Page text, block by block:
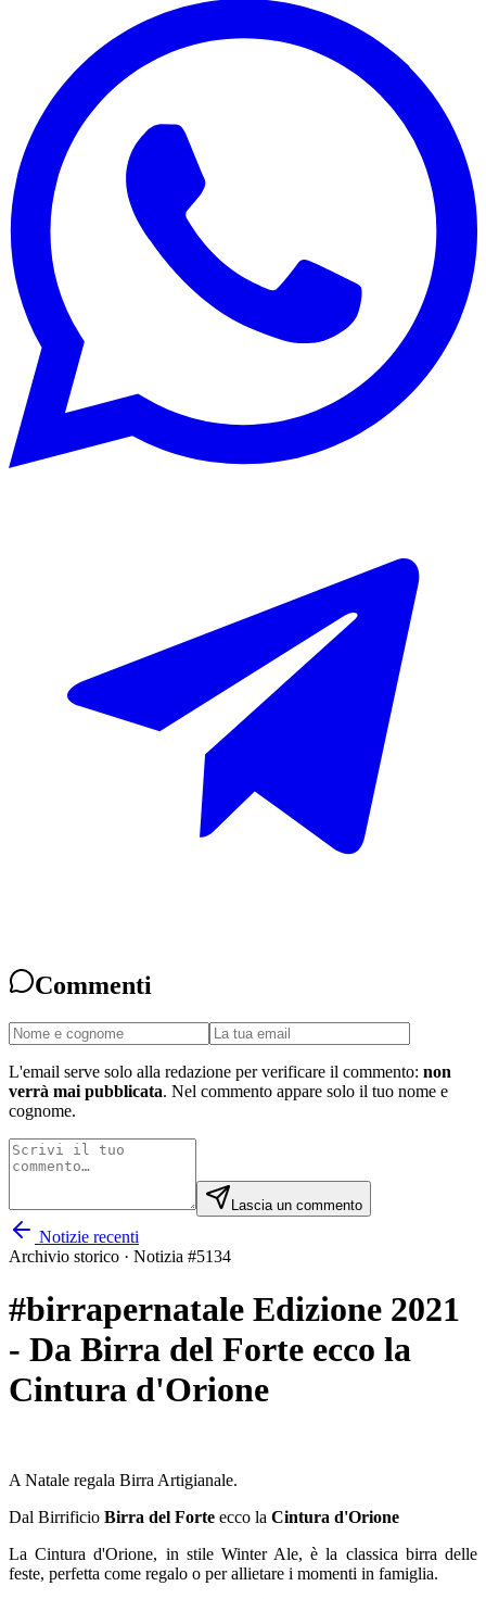
Commenti
L'email serve solo alla redazione per verificare il commento: non
verrà mai pubblicata. Nel commento appare solo il tuo nome e
cognome.
Lascia un commento
Notizie recenti
Archivio storico · Notizia #5134
#birrapernatale Edizione 2021
- Da Birra del Forte ecco la
Cintura d'Orione
A Natale regala Birra Artigianale.
Dal Birrificio Birra del Forte ecco la Cintura d'Orione
La Cintura d'Orione, in stile Winter Ale, è la classica birra delle
feste, perfetta come regalo o per allietare i momenti in famiglia.